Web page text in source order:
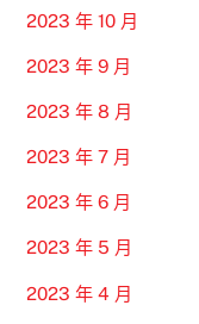
2023 年 10 月
2023 年 9 月
2023 年 8 月
2023 年 7 月
2023 年 6 月
2023 年 5 月
2023 年 4 月